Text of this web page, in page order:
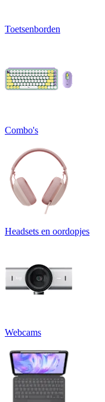
Toetsenborden
Combo's
Headsets en oordopjes
Webcams